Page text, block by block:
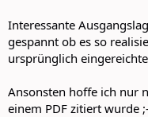
Interessante
gespannt ob es so
ursprünglich
Ansonsten hoffe ich nur
einem PDF zitiert wurde